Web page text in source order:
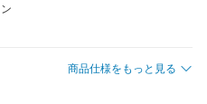
商品仕様をもっと見る